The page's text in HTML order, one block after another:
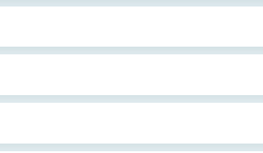
需要台灣，團結合作方能守護繁榮
美合作三大戰略方向 盼與民主夥伴共同引領 下一個世代的繁榮
太安全局勢，籲深化台印尼半導體供應鏈合作
團